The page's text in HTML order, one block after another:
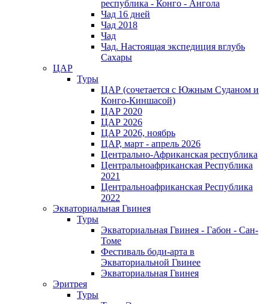
республика - Конго - Ангола
Чад 16 дней
Чад 2018
Чад
Чад. Настоящая экспедиция вглубь
Сахары
ЦАР
Туры
ЦАР (сочетается с Южным Суданом и
Конго-Киншасой)
ЦАР 2020
ЦАР 2026
ЦАР 2026, ноябрь
ЦАР, март - апрель 2026
Центрально-Африканская республика
Центральноафриканская Республика
2021
Центральноафриканская Республика
2022
Экваториальная Гвинея
Туры
Экваториальная Гвинея - Габон - Сан-
Томе
Фестиваль боди-арта в
Экваториальной Гвинее
Экваториальная Гвинея
Эритрея
Туры